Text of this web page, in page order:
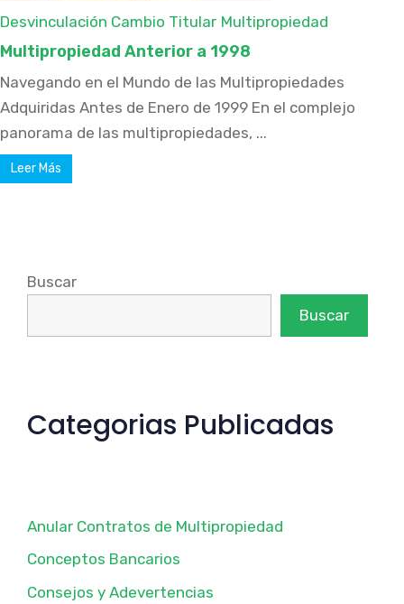
Desvinculación Cambio Titular Multipropiedad
Multipropiedad Anterior a 1998
Navegando en el Mundo de las Multipropiedades
Adquiridas Antes de Enero de 1999 En el complejo
panorama de las multipropiedades, ...
Leer Más
Buscar
Buscar
Categorias Publicadas
Anular Contratos de Multipropiedad
Conceptos Bancarios
Consejos y Adevertencias